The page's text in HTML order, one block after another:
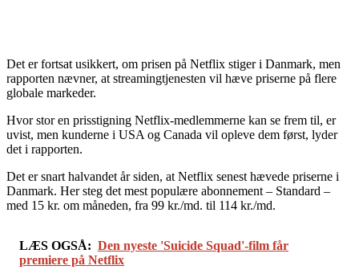
Det er fortsat usikkert, om prisen på Netflix stiger i Danmark, men
rapporten nævner, at streamingtjenesten vil hæve priserne på flere
globale markeder.
Hvor stor en prisstigning Netflix-medlemmerne kan se frem til, er
uvist, men kunderne i USA og Canada vil opleve dem først, lyder
det i rapporten.
Det er snart halvandet år siden, at Netflix senest hævede priserne i
Danmark. Her steg det mest populære abonnement – Standard –
med 15 kr. om måneden, fra 99 kr./md. til 114 kr./md.
LÆS OGSÅ: Den nyeste 'Suicide Squad'-film får
premiere på Netflix